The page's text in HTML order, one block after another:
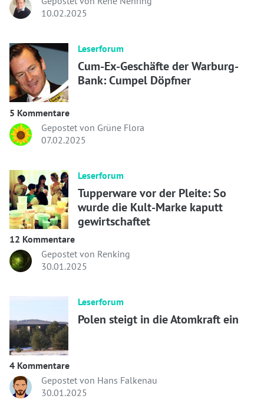
10.02.2025
Leserforum
Cum-Ex-Geschäfte der Warburg-
Bank: Cumpel Döpfner
5 Kommentare
Gepostet von Grüne Flora
07.02.2025
Leserforum
Tupperware vor der Pleite: So
wurde die Kult-Marke kaputt
gewirtschaftet
12 Kommentare
Gepostet von Renking
30.01.2025
Leserforum
Polen steigt in die Atomkraft ein
4 Kommentare
Gepostet von Hans Falkenau
30.01.2025